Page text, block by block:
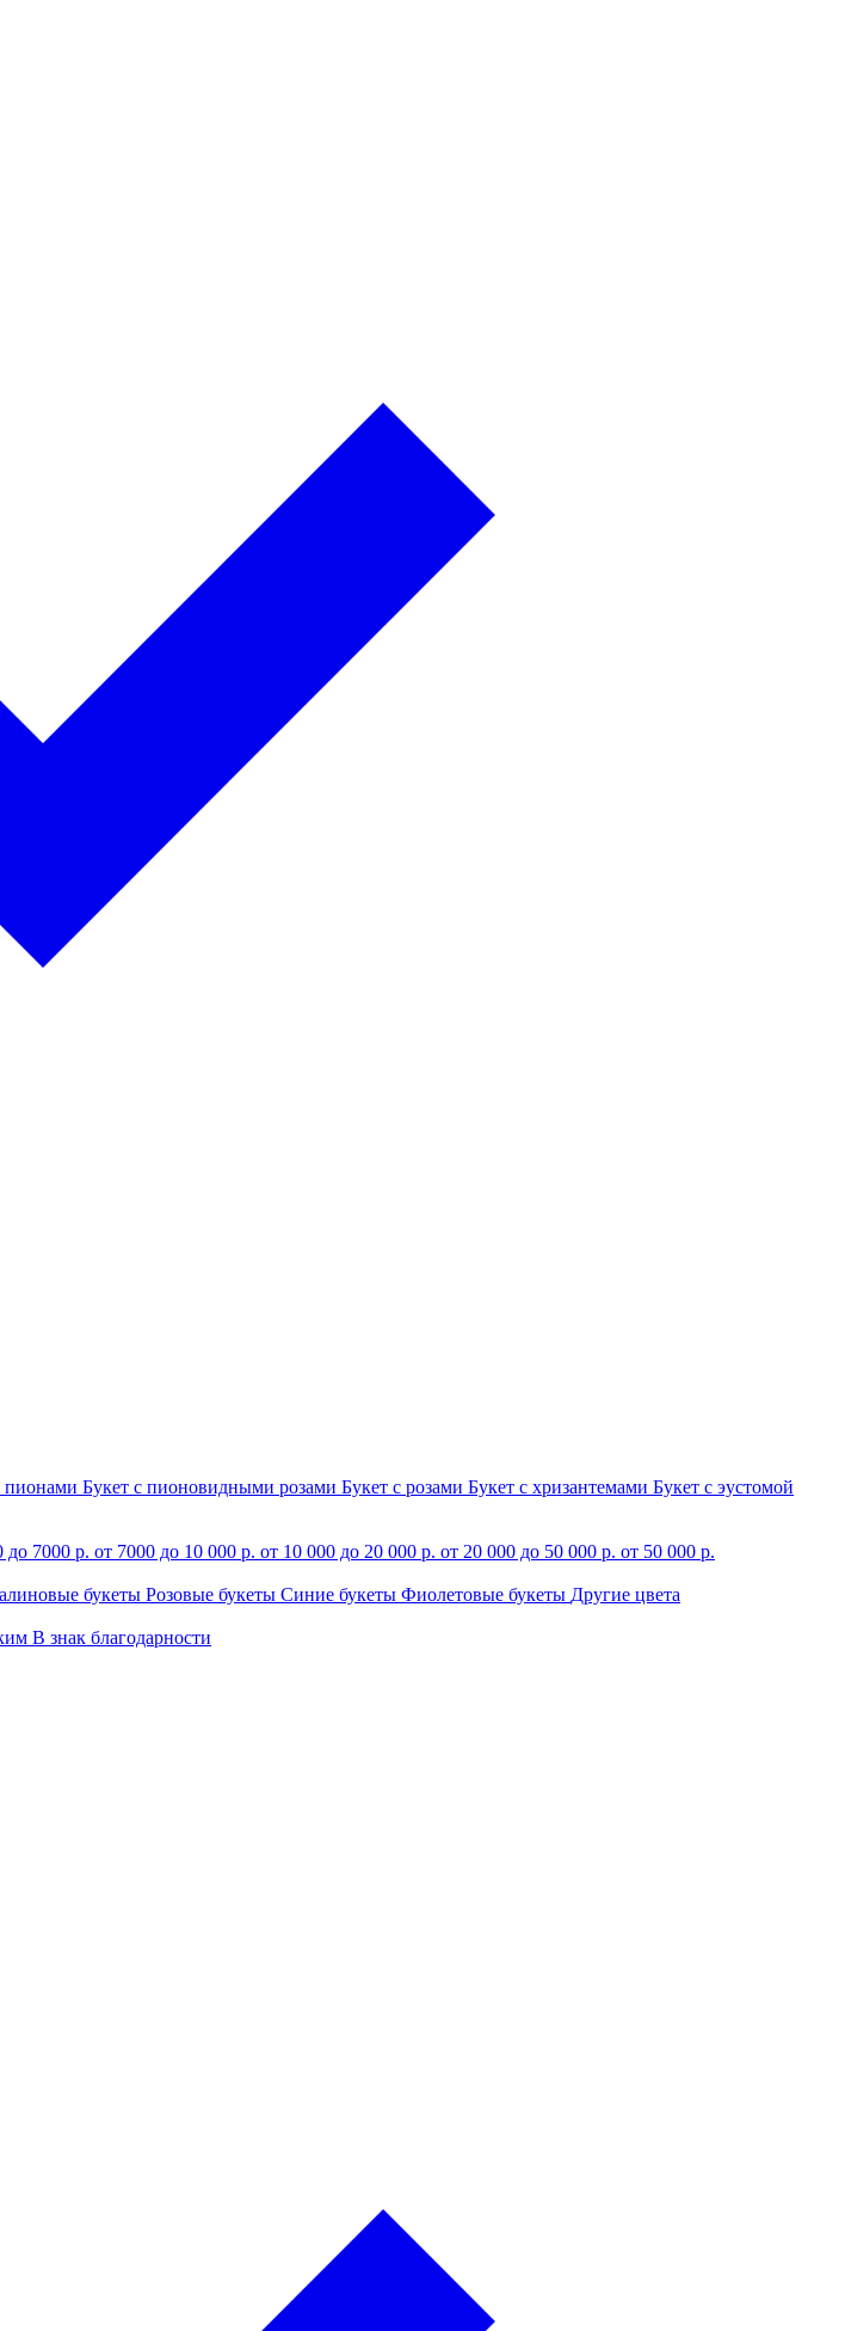
пионами Букет с пионовидными розами Букет с розами Букет с хризантемами Букет с эустомой
до 7000 р. от 7000 до 10 000 р. от 10 000 до 20 000 р. от 20 000 до 50 000 р. от 50 000 р.
букеты Розовые букеты Синие букеты Фиолетовые букеты Другие цвета
В знак благодарности